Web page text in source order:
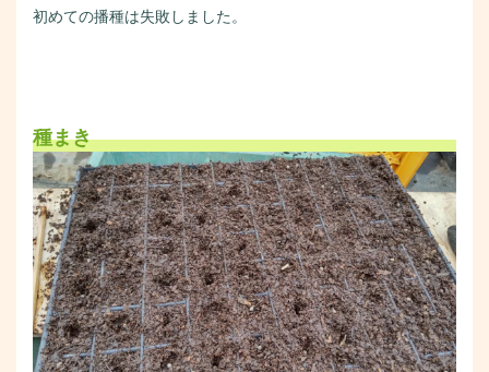
初めての播種は失敗しました。
種まき